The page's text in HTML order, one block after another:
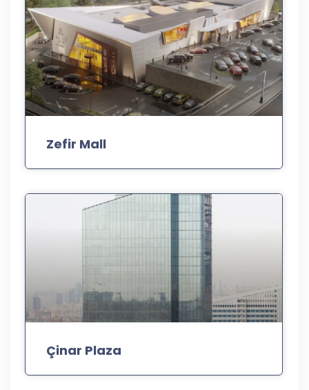
Zefir Mall
Çinar Plaza